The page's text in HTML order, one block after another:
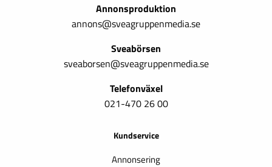
Annonsproduktion
annons@sveagruppenmedia.se
Sveabörsen
sveaborsen@sveagruppenmedia.se
Telefonväxel
021-470 26 00
Kundservice
Annonsering